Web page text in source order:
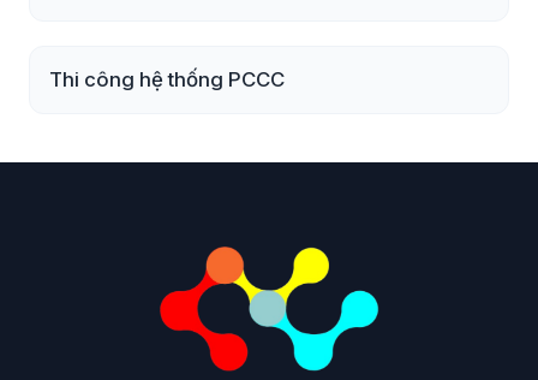
Thi công hệ thống PCCC